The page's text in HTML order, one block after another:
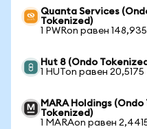
Quanta Services
Tokenized)
1 PWRon равен
Hut 8 (Ondo
1 HUTon равен
MARA Holdings
Tokenized)
1 MARAon равен